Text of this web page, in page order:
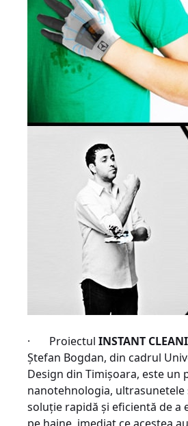
· Proiectul INSTANT
Ștefan Bogdan, din cadrul
Design din Timișoara, este un
nanotehnologia, ultrasunetele
soluție rapidă și eficientă de a